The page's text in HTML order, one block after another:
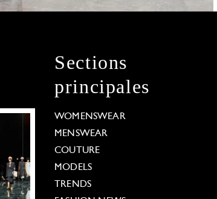
Sections
principales
WOMENSWEAR
MENSWEAR
COUTURE
MODELS
TRENDS